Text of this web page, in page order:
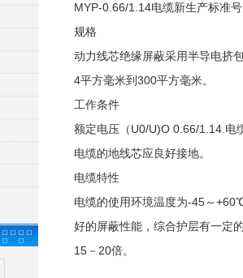
MYP-0.66/1.14电缆新生产标准
规格
动力线芯绝缘屏蔽采用半导电挤
4平方毫米到300平方毫米。
工作条件
额定电压（U0/U)O 0.66/1.14.电
电缆的地线芯应良好接地。
电缆特性
电缆的使用环境温度为-45～
好的屏蔽性能，综合护层有一定
15－20倍。